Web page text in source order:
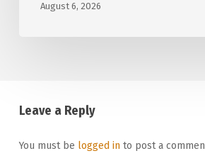
August 6, 2026
Leave a Reply
You must be logged into post a